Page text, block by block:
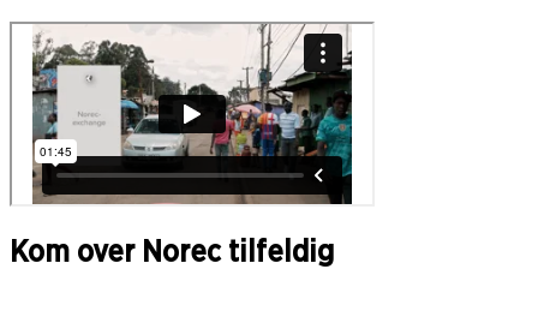
Kom over Norec tilfeldig